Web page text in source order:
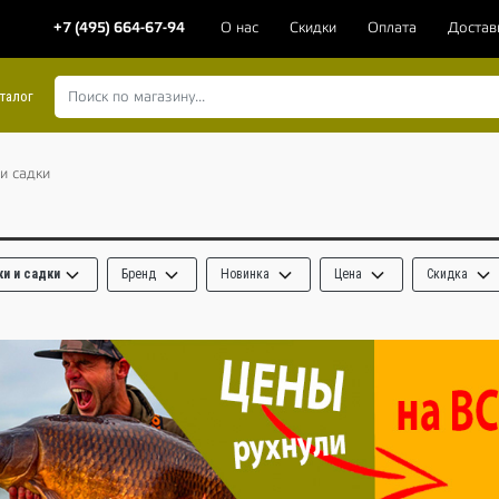
+7 (495) 664-67-94 О нас Скидки Оплата
садки
и садки Бренд Новинка Цена Скидка